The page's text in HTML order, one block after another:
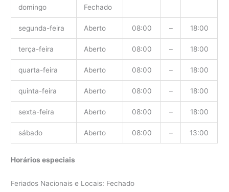
domingo Fechado
segunda-feira Aberto 08:00 – 18:00
terça-feira Aberto 08:00 – 18:00
quarta-feira Aberto 08:00 – 18:00
quinta-feira Aberto 08:00 – 18:00
sexta-feira Aberto 08:00 – 18:00
sábado Aberto 08:00 – 13:00
Horários especiais
Feriados Nacionais e Locais: Fechado